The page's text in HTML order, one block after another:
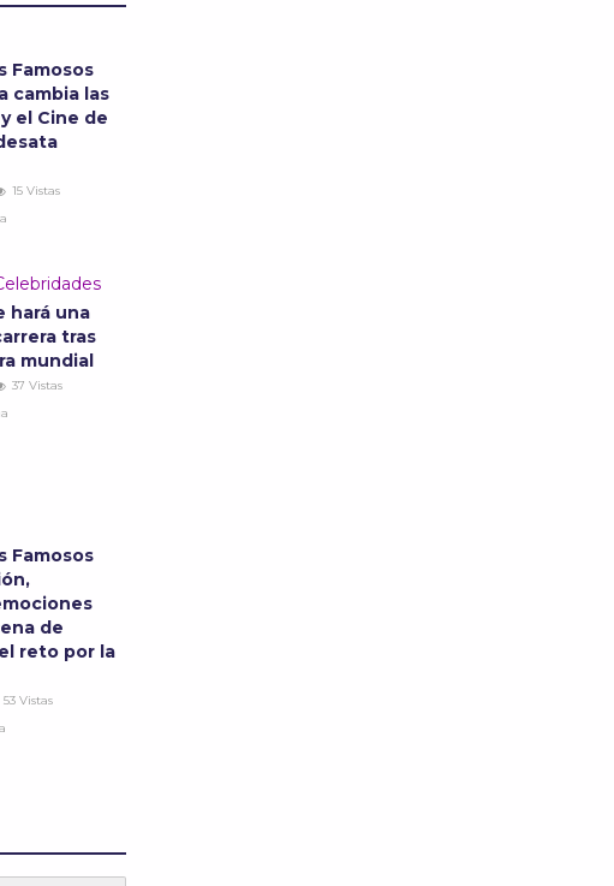
Famosos
cambia las
el Cine de
15 Vistas
hará una
tras
mundial
37 Vistas
Famosos
de
reto por la
53 Vistas